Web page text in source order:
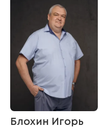
Блохин Игорь